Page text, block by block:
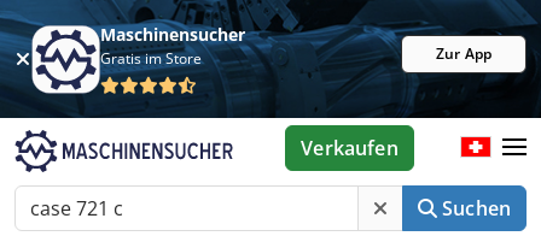
Maschinensucher
Gratis im Store Zur App
Suchen
Verkaufen